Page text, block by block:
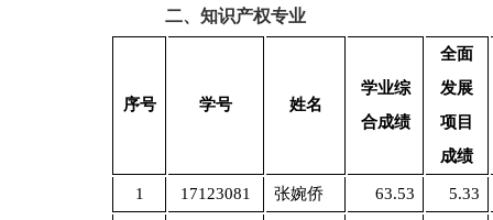
二、 知识产权专业
序号 学号 姓名
学业综
合成绩
全面
发展
项目
成绩
1 17123081 张婉侨 63.53 5.33